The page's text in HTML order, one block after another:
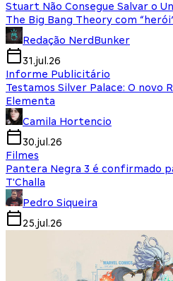
Stuart Não Consegue Salvar o
The Big Bang Theory com
Redação NerdBunker
31.jul.26
Informe Publicitário
Testamos Silver Palace: O novo
Elementa
Camila Hortencio
30.jul.26
Filmes
Pantera Negra 3 é confirmado
T'Challa
Pedro Siqueira
25.jul.26